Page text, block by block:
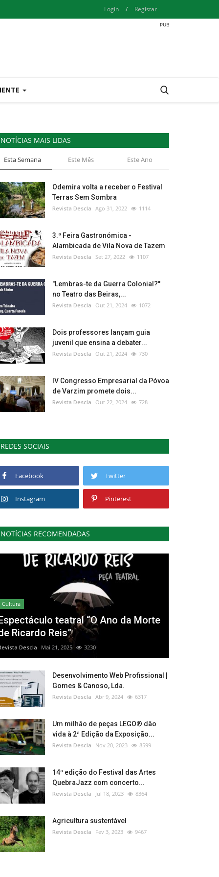
Login / Registar
NOTÍCIAS MAIS LIDAS
Esta Semana Este Mês Este Ano
Odemira volta a receber o Festival
Terras Sem Sombra
Revista Descla Ago 31, 2022 1114
3.ª Feira Gastronómica -
Alambicada de Vila Nova de Tazem
Revista Descla Set 27, 2022 1107
"Lembras-te da Guerra Colonial?"
no Teatro das Beiras,...
Revista Descla Out 21, 2024 1072
Dois professores lançam guia
juvenil que ensina a debater...
Revista Descla Out 21, 2024 730
IV Congresso Empresarial da Póvoa
de Varzim promete dois...
Revista Descla Out 22, 2024 728
REDES SOCIAIS
Facebook Twitter
Instagram Pinterest
NOTÍCIAS RECOMENDADAS
Cultura
teatral “O Ano da Morte
Ricardo Reis”
Descla Mai 21, 2025 3230
Desenvolvimento Web Profissional |
Gomes & Canoso, Lda.
Revista Descla Abr 9, 2024 6317
Um milhão de peças LEGO® dão
vida à 2ª Edição da Exposição...
Revista Descla Nov 20, 2023 8599
14ª edição do Festival das Artes
QuebraJazz com concerto...
Revista Descla Jul 18, 2023 8364
Agricultura sustentável
Revista Descla Fev 3, 2023 9467